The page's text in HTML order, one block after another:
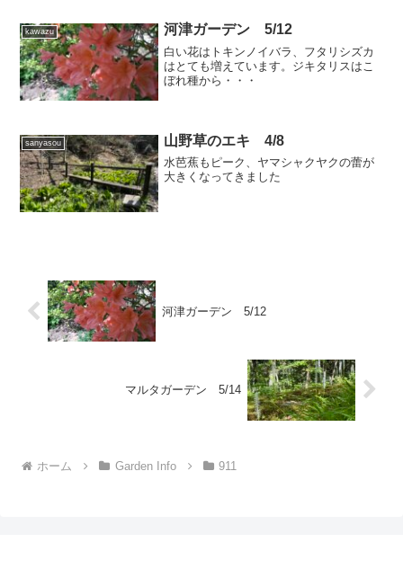
kawazu 河津ガーデン 5/12
白い花はトキンノイバラ、フタリシズカ
はとても増えています。ジキタリスはこ
ぼれ種から・・・
sanyasou 山野草のエキ 4/8
水芭蕉もピーク、ヤマシャクヤクの蕾が
大きくなってきました
河津ガーデン 5/12
マルタガーデン 5/14
ホーム Garden Info 911